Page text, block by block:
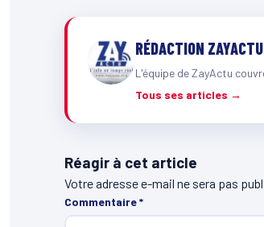
RÉDACTION ZAYACTU
L'équipe de ZayActu
Tous ses articles →
Réagir à cet article
Votre adresse e-mail ne sera pas
Commentaire*